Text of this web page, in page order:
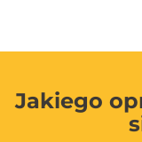
Jakiego